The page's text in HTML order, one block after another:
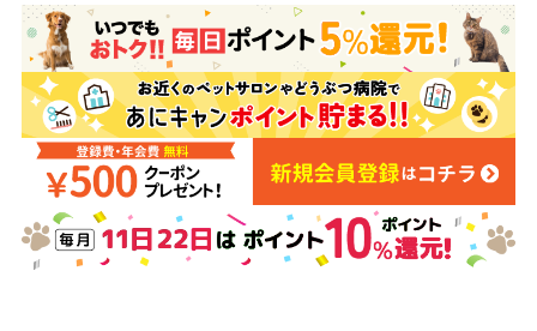
小動物・鳥 アクア・爬虫類・昆虫
ドッグフード キャットフード
美容・ケア用品 服・おさんぽ用品
会員登録
あにまるキャンパスについて
アフターサービス
商品リクエスト